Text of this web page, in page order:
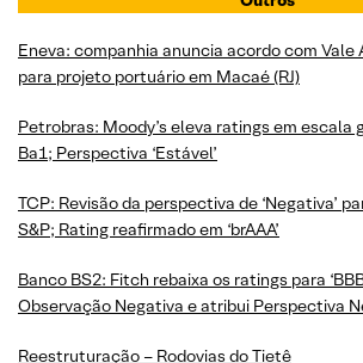
Eneva: companhia anuncia acordo com Vale
para projeto portuário em Macaé (RJ)
Petrobras: Moody’s eleva ratings em escala
Ba1; Perspectiva ‘Estável’
TCP: Revisão da perspectiva de ‘Negativa’
S&P; Rating reafirmado em ‘brAAA’
Banco BS2: Fitch rebaixa os ratings para
Observação Negativa e atribui Perspectiva
Reestruturação – Rodovias do Tietê